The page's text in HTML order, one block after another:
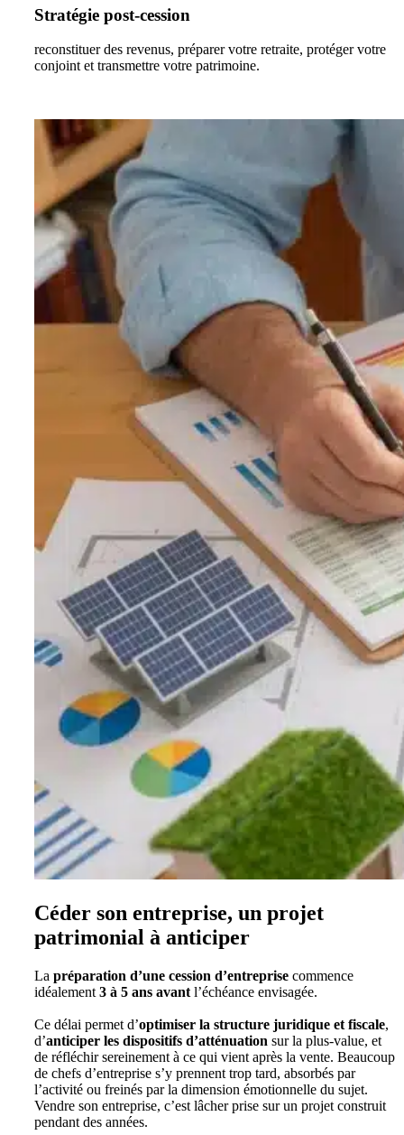
Stratégie post-cession
reconstituer des revenus, préparer votre retraite, protéger votre
conjoint et transmettre votre patrimoine.
Céder son entreprise, un projet
patrimonial à anticiper
La préparation d’une cession d’entreprise commence
idéalement 3 à 5 ans avant l’échéance envisagée.
Ce délai permet d’optimiser la structure juridique et fiscale,
d’anticiper les dispositifs d’atténuation sur la plus-value, et
de réfléchir sereinement à ce qui vient après la vente. Beaucoup
de chefs d’entreprise s’y prennent trop tard, absorbés par
l’activité ou freinés par la dimension émotionnelle du sujet.
Vendre son entreprise, c’est lâcher prise sur un projet construit
pendant des années.